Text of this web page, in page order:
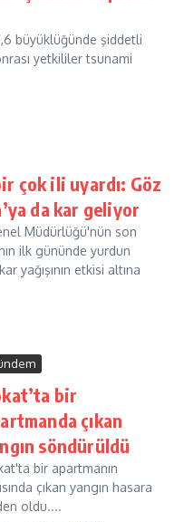
büyüklüğünde şiddetli
yetkililer tsunami
çok ili uyardı: Göz
da kar geliyor
Müdürlüğü'nün son
ilk gününde yurdun
yağışının etkisi altına
bir
çıkan
söndürüldü
bir apartmanın
çıkan yangın hasara
oldu....